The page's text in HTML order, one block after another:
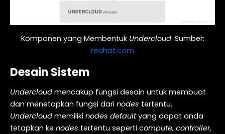
Komponen yang Membentuk Undercloud. Sumber:
redhat.com
Desain Sistem
Undercloud mencakup fungsi desain untuk membuat
dan menetapkan fungsi dari nodes tertentu.
Undercloud memiliki nodes defaultyang dapat anda
tetapkan ke nodes tertentu seperti compute, controller,